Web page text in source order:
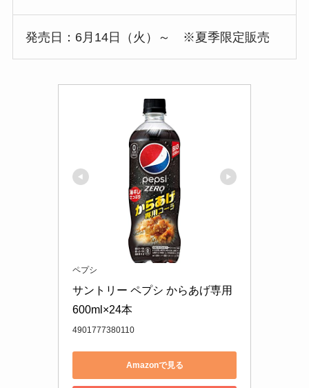
発売日：6月14日（火）～ ※夏季限定販売
ペプシ
サントリー ペプシ からあげ専用
600ml×24本
4901777380110
Amazonで見る